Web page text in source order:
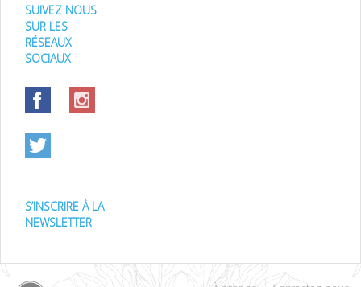
SUIVEZ NOUS
SUR LES
RÉSEAUX
SOCIAUX
S’INSCRIRE À LA
NEWSLETTER